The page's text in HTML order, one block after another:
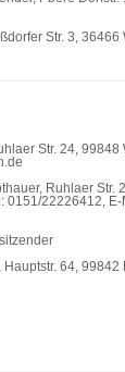
Str. 3,
Str. 24,
Ruhlaer Str.
0151/22226412, E-
Hauptstr. 64, 99842